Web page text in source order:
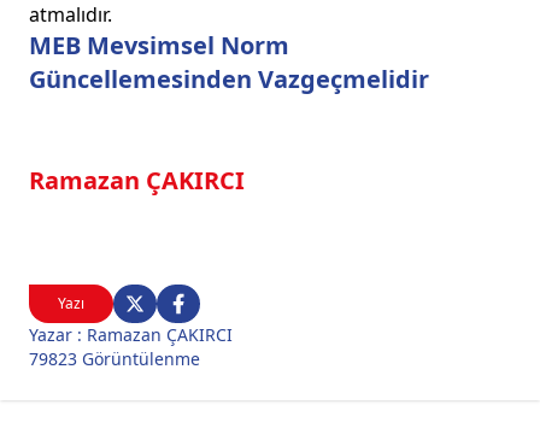
Yazı
Yazar : Ramazan ÇAKIRCI
79823 Görüntülenme
MEB Mevsimsel Norm
Güncellemesinden Vazgeçmelidir
Ramazan ÇAKIRCI
atmalıdır.